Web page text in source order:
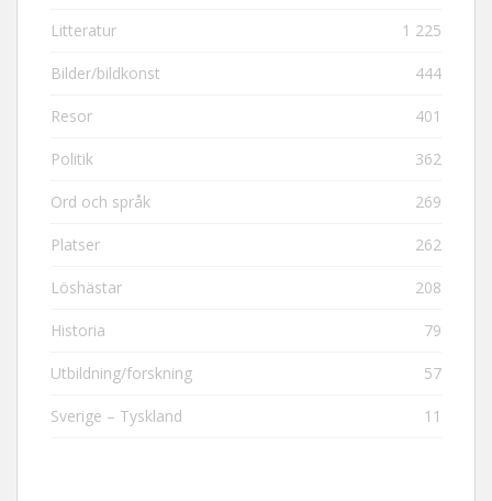
Litteratur 1 225
Bilder/bildkonst 444
Resor 401
Politik 362
Ord och språk 269
Platser 262
Löshästar 208
Historia 79
Utbildning/forskning 57
Sverige – Tyskland 11